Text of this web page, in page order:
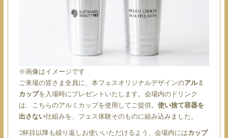
※画像はイメージです
ご来場の皆さま全員に、本フェスオリジナルデザインのアルミ
カップを入場時にプレゼントいたします。会場内のドリンク
は、こちらのアルミカップを使用してご提供。 使い捨て容器を
出さない仕組みを、フェス体験そのものに組み込みました。
2杯目以降も繰り返しお使いいただけるよう、会場内にはカップ